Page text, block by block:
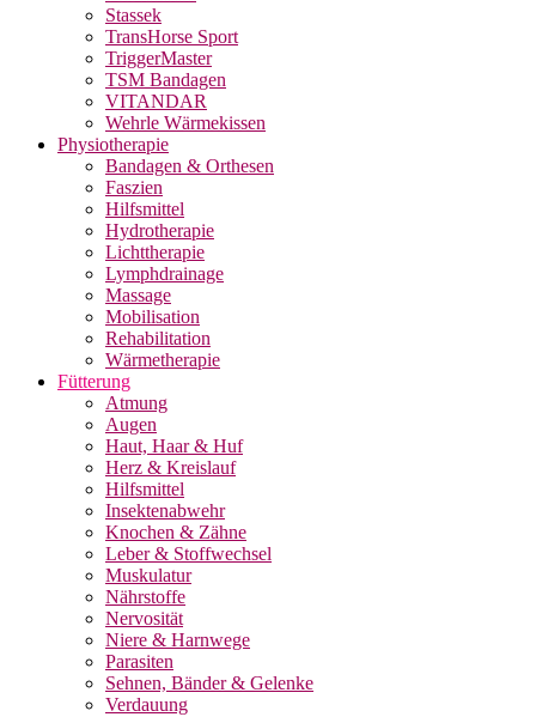
Stassek
TransHorse Sport
TriggerMaster
TSM Bandagen
VITANDAR
Wehrle Wärmekissen
Physiotherapie
Bandagen & Orthesen
Faszien
Hilfsmittel
Hydrotherapie
Lichttherapie
Lymphdrainage
Massage
Mobilisation
Rehabilitation
Wärmetherapie
Fütterung
Atmung
Augen
Haut, Haar & Huf
Herz & Kreislauf
Hilfsmittel
Insektenabwehr
Knochen & Zähne
Leber & Stoffwechsel
Muskulatur
Nährstoffe
Nervosität
Niere & Harnwege
Parasiten
Sehnen, Bänder & Gelenke
Verdauung